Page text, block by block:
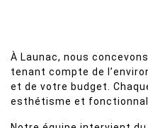
À Launac, nous
tenant compte de
et de votre budget.
esthétisme et